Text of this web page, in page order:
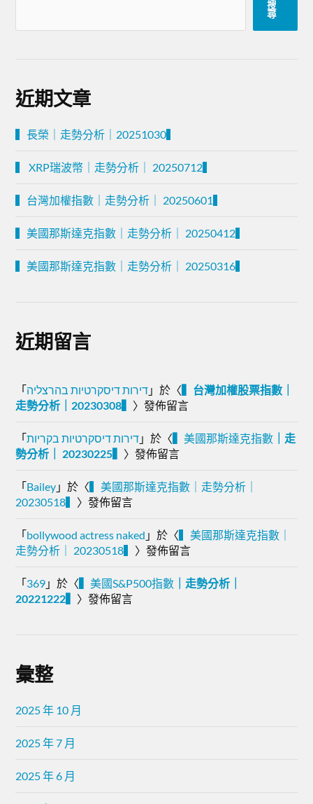
搜
尋
近期文章
▍長榮｜走勢分析｜20251030▍
▍ XRP瑞波幣｜走勢分析｜ 20250712▍
▍台灣加權指數｜走勢分析｜ 20250601▍
▍美國那斯達克指數｜走勢分析｜ 20250412▍
▍美國那斯達克指數｜走勢分析｜ 20250316▍
近期留言
「דירות דיסקרטיות בהרצליה 」於〈 ▍台灣加權股票指數｜
走勢分析｜20230308▍ 〉發佈留言
「דירות דיסקרטיות בקריות 」於〈 ▍美國那斯達克指數 ｜走
勢分析｜ 20230225▍ 〉發佈留言
「Bailey 」於〈 ▍美國那斯達克指數｜走勢分析｜
20230518▍ 〉發佈留言
「bollywood actress naked 」於〈 ▍美國那斯達克指數｜
走勢分析｜ 20230518▍ 〉發佈留言
「369 」於〈 ▍美國S&P500指數 ｜走勢分析｜
20221222▍ 〉發佈留言
彙整
2025 年 10 月
2025 年 7 月
2025 年 6 月